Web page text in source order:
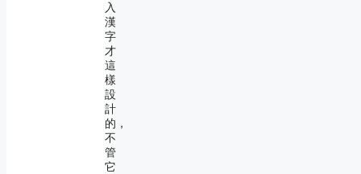
入
漢
字
才
這
樣
設
計
的，
不
管
它